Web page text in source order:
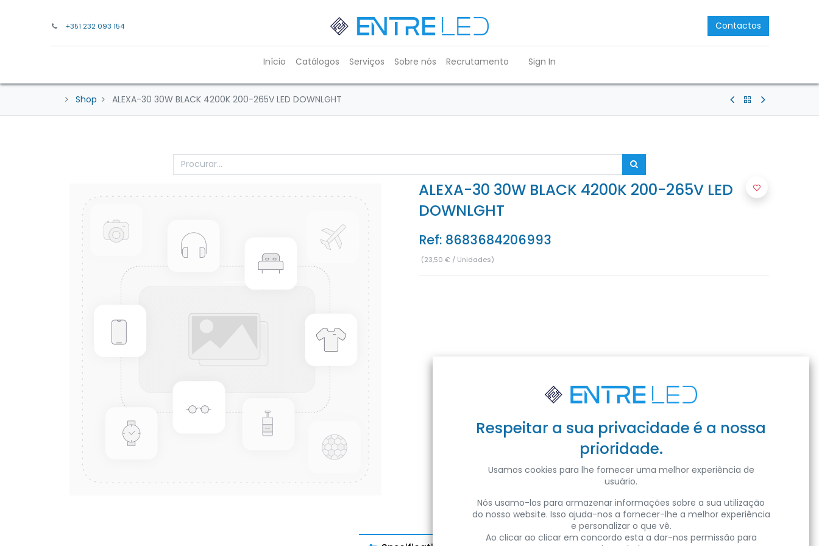
+351 232 093 154 Contactos
Início Catálogos Serviços Sobre nós Recrutamento Sign In
Shop ALEXA-30 30W BLACK 4200K 200-265V LED DOWNLGHT
ALEXA-30 30W BLACK 4200K 200-265V LED
DOWNLGHT
Ref: 8683684206993
(23,50 € / Unidades)
Respeitar a sua privacidade é a nossa
prioridade.
Usamos cookies para lhe fornecer uma melhor experiência de
usuário.
Nós usamo-los para armazenar informações sobre a sua utilização
do nosso website. Isso ajuda-nos a fornecer-lhe a melhor experiência
e personalizar o que vê.
Ao clicar ao clicar em concordo esta a dar-nos permissão para